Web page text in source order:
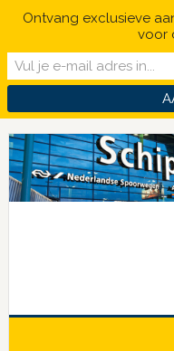
Ontvang exclusieve
voor